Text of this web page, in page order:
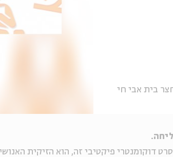
בית אבי חי
דוקומנטרי פיקטיבי זה, הוא הזיקית